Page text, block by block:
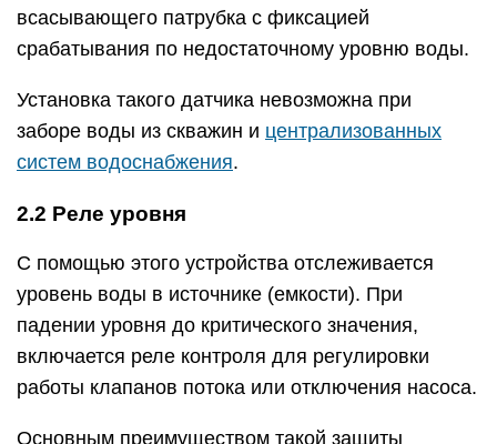
всасывающего патрубка с фиксацией
срабатывания по недостаточному уровню воды.
Установка такого датчика невозможна при
заборе воды из скважин и централизованных
систем водоснабжения.
2.2 Реле уровня
С помощью этого устройства отслеживается
уровень воды в источнике (емкости). При
падении уровня до критического значения,
включается реле контроля для регулировки
работы клапанов потока или отключения насоса.
Основным преимуществом такой защиты